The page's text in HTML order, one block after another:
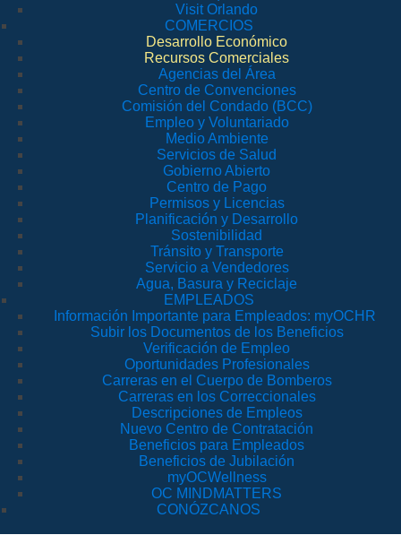
Visit Orlando
COMERCIOS
Desarrollo Económico
Recursos Comerciales
Agencias del Área
Centro de Convenciones
Comisión del Condado (BCC)
Empleo y Voluntariado
Medio Ambiente
Servicios de Salud
Gobierno Abierto
Centro de Pago
Permisos y Licencias
Planificación y Desarrollo
Sostenibilidad
Tránsito y Transporte
Servicio a Vendedores
Agua, Basura y Reciclaje
EMPLEADOS
Información Importante para Empleados: myOCHR
Subir los Documentos de los Beneficios
Verificación de Empleo
Oportunidades Profesionales
Carreras en el Cuerpo de Bomberos
Carreras en los Correccionales
Descripciones de Empleos
Nuevo Centro de Contratación
Beneficios para Empleados
Beneficios de Jubilación
myOCWellness
OC MINDMATTERS
CONÓZCANOS